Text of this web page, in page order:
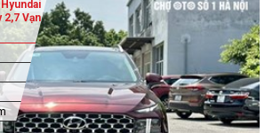
2,7 Vạn,